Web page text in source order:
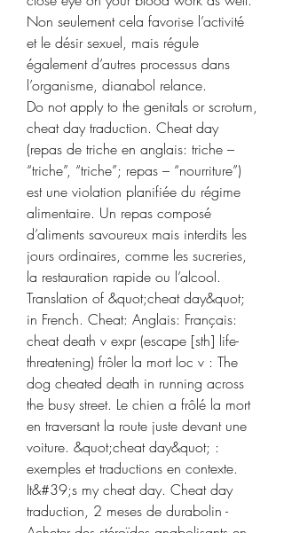
Non seulement cela favorise l’activité
et le désir sexuel, mais régule
également d’autres processus dans
l’organisme, dianabol relance.
Do not apply to the genitals or scrotum,
cheat day traduction. Cheat day
(repas de triche en anglais: triche –
“triche”, “triche”; repas – “nourriture”)
est une violation planifiée du régime
alimentaire. Un repas composé
d’aliments savoureux mais interdits les
jours ordinaires, comme les sucreries,
la restauration rapide ou l’alcool.
Translation of &quot;cheat day&quot;
in French. Cheat: Anglais: Français:
cheat death v expr (escape [sth] life-
threatening) frôler la mort loc v : The
dog cheated death in running across
the busy street. Le chien a frôlé la mort
en traversant la route juste devant une
voiture. &quot;cheat day&quot; :
exemples et traductions en contexte.
It&#39;s my cheat day. Cheat day
traduction, 2 meses de durabolin -